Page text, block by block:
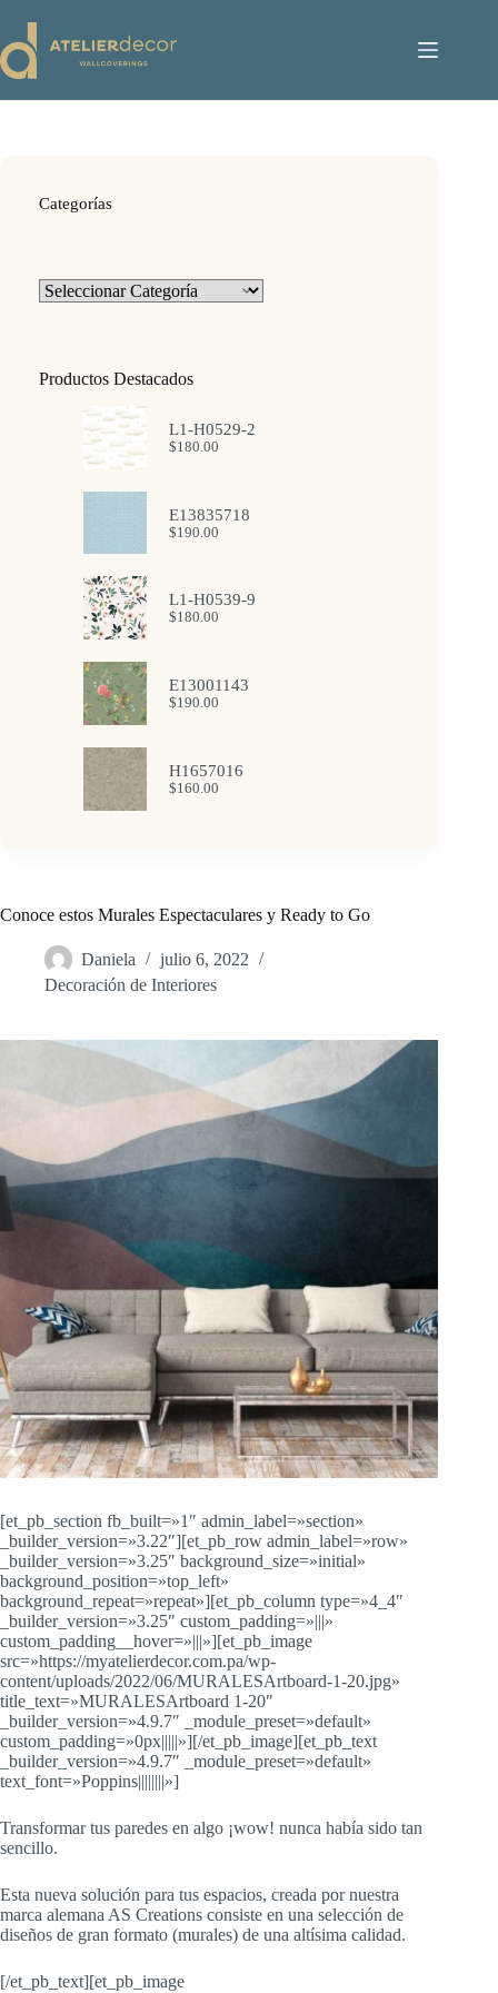
contenido
Conoce estos Murales Espectaculares y Ready to Go
Daniela
julio 6, 2022
Decoración de Interiores
[et_pb_section fb_built=»1″ admin_label=»section»
_builder_version=»3.22″][et_pb_row admin_label=»row»
_builder_version=»3.25″ background_size=»initial»
background_position=»top_left»
background_repeat=»repeat»][et_pb_column type=»4_4″
_builder_version=»3.25″ custom_padding=»|||»
custom_padding__hover=»|||»][et_pb_image
src=»https://myatelierdecor.com.pa/wp-
content/uploads/2022/06/MURALESArtboard-1-20.jpg»
title_text=»MURALESArtboard 1-20″
_builder_version=»4.9.7″ _module_preset=»default»
custom_padding=»0px|||||»][/et_pb_image][et_pb_text
_builder_version=»4.9.7″ _module_preset=»default»
text_font=»Poppins||||||||»]
Transformar tus paredes en algo ¡wow! nunca había sido tan
sencillo.
Esta nueva solución para tus espacios, creada por nuestra
marca alemana AS Creations consiste en una selección de
diseños de gran formato (murales) de una altísima calidad.
[/et_pb_text][et_pb_image
Categorías
Categorías
Productos Destacados
L1-H0529-2
$180.00
E13835718
$190.00
L1-H0539-9
$180.00
E13001143
$190.00
H1657016
$160.00